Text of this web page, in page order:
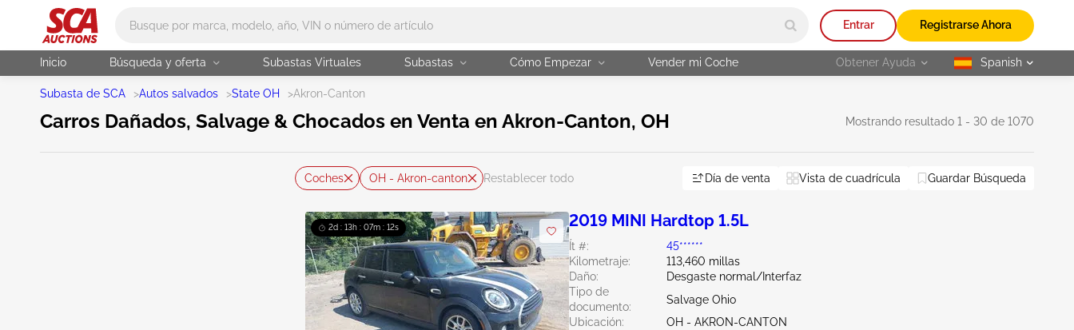
Entrar Registrarse Ahora
Inicio Búsqueda y oferta Subastas Virtuales Subastas Cómo Empezar Vender mi Coche Obtener Ayuda selected
Spanish
Subasta de SCA >Autos salvados >State OH >Akron-Canton
Carros Dañados, Salvage & Chocados en Venta en Akron-Canton, OH Mostrando resultado 1 - 30 de 1070
Coches OH - Akron-canton Restablecer todo Día de venta Vista de cuadrícula Guardar Búsqueda
2d : 13h : 07m : 11s 2019 MINI Hardtop 1.5L
Ít #:
45******
Kilometraje:
113,460 millas
Daño:
Desgaste normal/Interfaz
Tipo de
documento:
Salvage Ohio
Ubicación:
OH - AKRON-CANTON